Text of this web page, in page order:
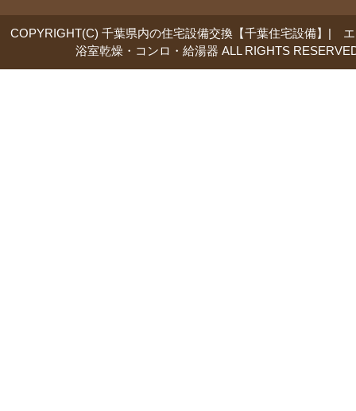
COPYRIGHT(C) 千葉県内の住宅設備交換【千葉住宅設備】|
浴室乾燥・コンロ・給湯器 ALL RIGHTS